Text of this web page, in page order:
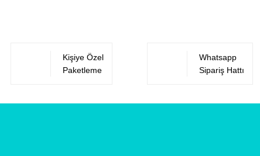
Kişiye Özel
Paketleme
Whatsapp
Sipariş Hattı